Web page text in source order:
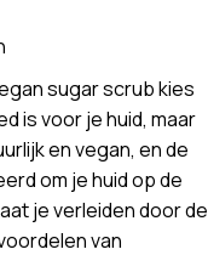
sugar scrub kies
is voor je huid, maar
en vegan, en de
om je huid op de
je verleiden door de
van